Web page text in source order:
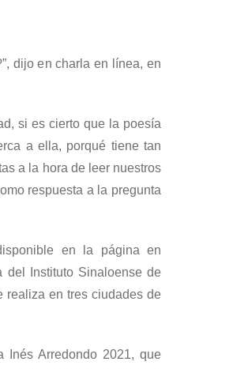
”, dijo en charla en línea, en
si es cierto que la poesía
a ella, porqué tiene tan
a la hora de leer nuestros
respuesta a la pregunta
en la páginaen
del Instituto Sinaloense de
realiza en tres ciudades de
Inés Arredondo 2021, que